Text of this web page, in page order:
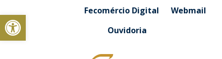
Abrir a barra de ferramentasFecomércio Digital
Webmail
Ouvidoria